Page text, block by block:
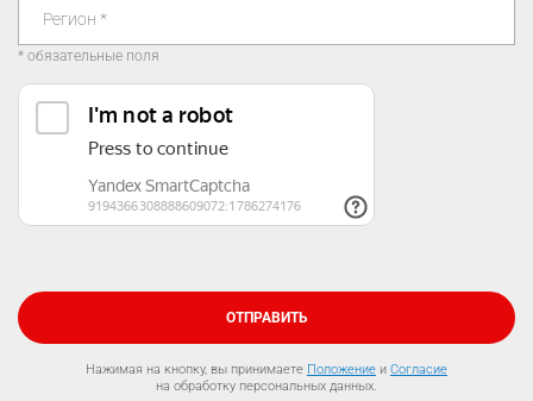
Регион *
* обязательные поля
ОТПРАВИТЬ
Нажимая на кнопку, вы принимаете Положение и Согласие
на обработку персональных данных.